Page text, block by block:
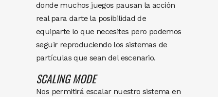
donde muchos juegos pausan la acción
real para darte la posibilidad de
equiparte lo que necesites pero podemos
seguir reproduciendo los sistemas de
partículas que sean del escenario.
SCALINGMODE
Nos permitirá escalar nuestro sistema en